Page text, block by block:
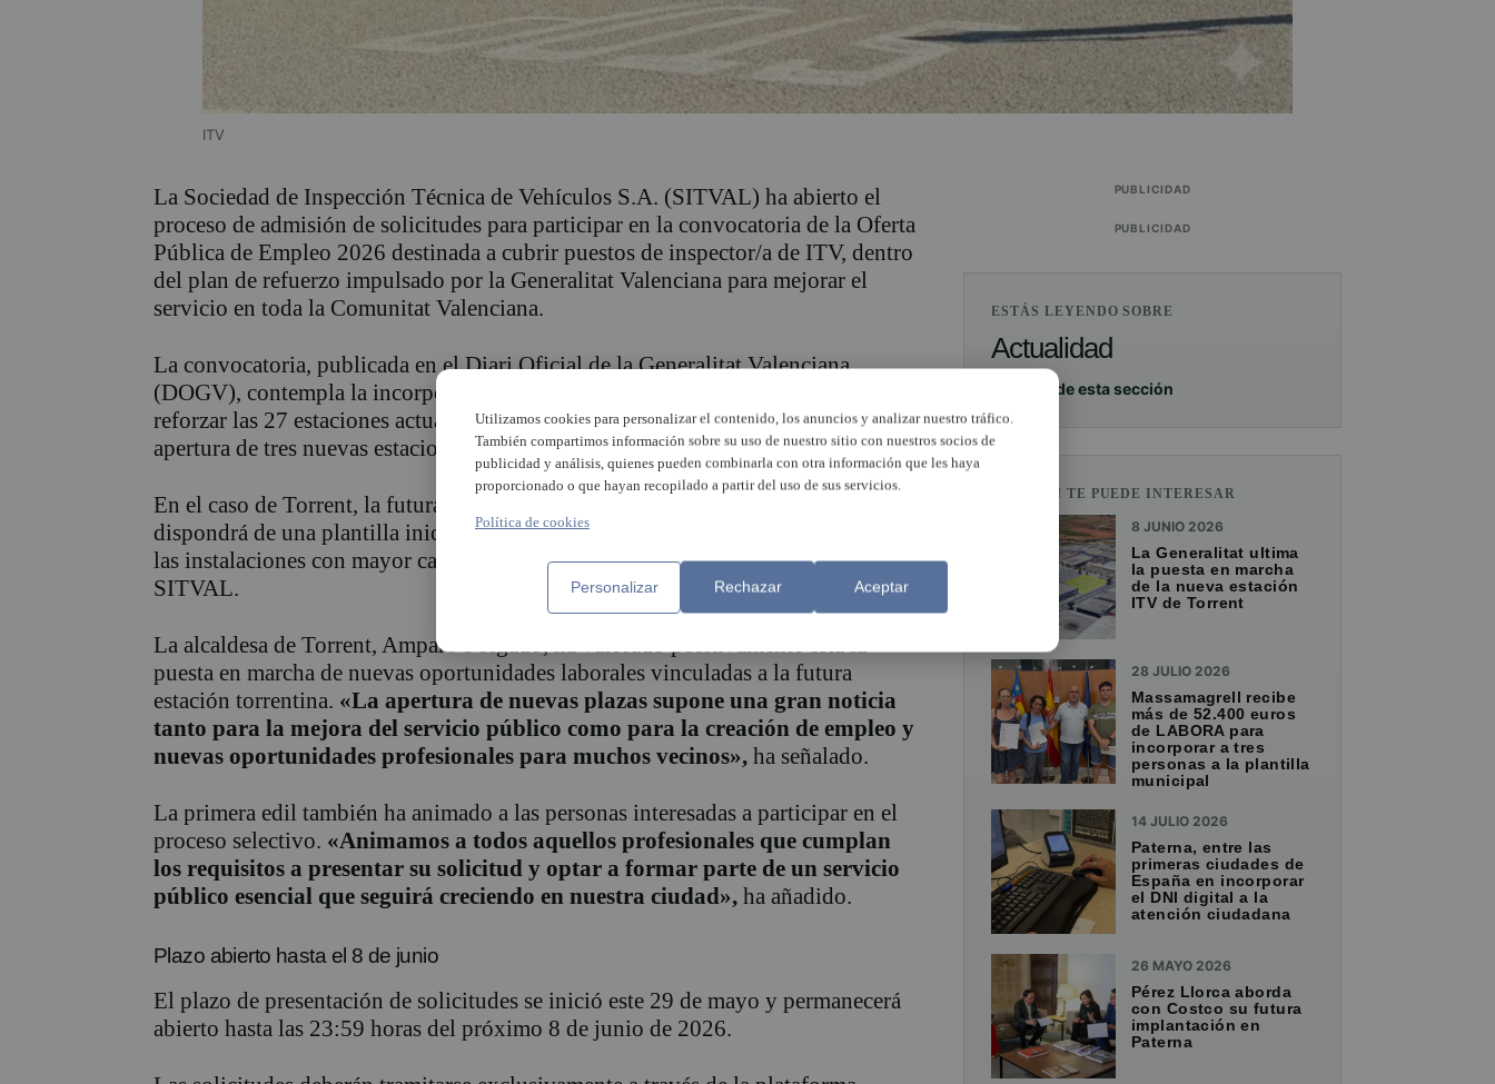
ITV
La Sociedad de Inspección Técnica de Vehículos S.A. (SITVAL) ha abierto el
proceso de admisión de solicitudes para participar en la convocatoria de la Oferta
Pública de Empleo 2026 destinada a cubrir puestos de inspector/a de ITV, dentro
del plan de refuerzo impulsado por la Generalitat Valenciana para mejorar el
servicio en toda la Comunitat Valenciana.
La convocatoria, publicada en el Diari Oficial de la Generalitat Valenciana
(DOGV), contempla la incorporación de 73 nuevos trabajadores que permitirán
reforzar las 27 estaciones actuales de ITV, entre fijas y móviles, y facilitar la
apertura de tres nuevas estaciones provisionales en Onda, Segorbe y Torrent.
En el caso de Torrent, la futura estación contará con dos líneas de inspección y
dispondrá de una plantilla inicial de seis inspectores, convirtiéndose en una de
las instalaciones con mayor capacidad operativa dentro del plan de expansión de
SITVAL.
La alcaldesa de Torrent, Amparo Folgado, ha valorado positivamente esta la
puesta en marcha de nuevas oportunidades laborales vinculadas a la futura
estación torrentina. «La apertura de nuevas plazas supone una gran noticia
tanto para la mejora del servicio público como para la creación de empleo y
nuevas oportunidades profesionales para muchos vecinos», ha señalado.
La primera edil también ha animado a las personas interesadas a participar en el
proceso selectivo. «Animamos a todos aquellos profesionales que cumplan
los requisitos a presentar su solicitud y optar a formar parte de un servicio
público esencial que seguirá creciendo en nuestra ciudad», ha añadido.
Plazo abierto hasta el 8 de junio
El plazo de presentación de solicitudes se inició este 29 de mayo y permanecerá
abierto hasta las 23:59 horas del próximo 8 de junio de 2026.
PUBLICIDAD
PUBLICIDAD
ESTÁS LEYENDO SOBRE
Actualidad
Ver más de esta sección
TAMBIÉN TE PUEDE INTERESAR
8 JUNIO 2026
La Generalitat ultima
la puesta en marcha
de la nueva estación
ITV de Torrent
28 JULIO 2026
Massamagrell recibe
más de 52.400 euros
de LABORA para
incorporar a tres
personas a la plantilla
municipal
14 JULIO 2026
Paterna, entre las
primeras ciudades de
España en incorporar
el DNI digital a la
atención ciudadana
26 MAYO 2026
Pérez Llorca aborda
con Costco su futura
implantación en
Paterna
Utilizamos cookies para personalizar el contenido, los anuncios y analizar nuestro tráfico.
También compartimos información sobre su uso de nuestro sitio con nuestros socios de
publicidad y análisis, quienes pueden combinarla con otra información que les haya
proporcionado o que hayan recopilado a partir del uso de sus servicios.
Política de cookies
Personalizar Rechazar Aceptar